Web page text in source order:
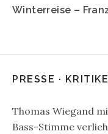
Winterreise –
PRESSE ·
Thomas Wiegand
Bass-Stimme